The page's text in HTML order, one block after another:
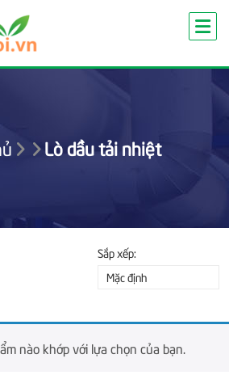
Lò dầu tải nhiệt
Sắp xếp:
Mặc định
nào khớp với lựa chọn của bạn.